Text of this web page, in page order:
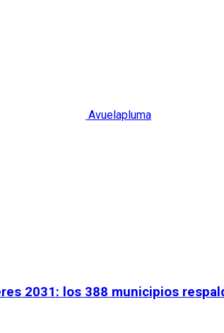
Avuelapluma
2031: los 388 municipios